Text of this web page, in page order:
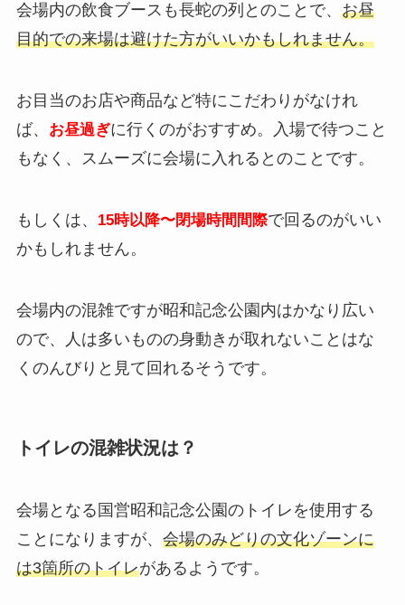
会場内の飲食ブースも長蛇の列とのことで、 お昼
目的での来場は避けた方がいいかもしれません。
お目当のお店や商品など特にこだわりがなけれ
ば、 お昼過ぎに行くのがおすすめ。入場で待つこと
もなく、スムーズに会場に入れるとのことです。
もしくは、 15時以降〜閉場時間間際で回るのがいい
かもしれません。
会場内の混雑ですが昭和記念公園内はかなり広い
ので、人は多いものの身動きが取れないことはな
くのんびりと見て回れるそうです。
トイレの混雑状況は？
会場となる国営昭和記念公園のトイレを使用する
ことになりますが、 会場のみどりの文化ゾーンに
は3箇所のトイレがあるようです。